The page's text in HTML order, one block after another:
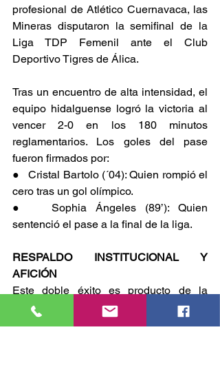
profesional de Atlético Cuernavaca, las
Mineras disputaron la semifinal de la
Liga TDP Femenil ante el Club
Deportivo Tigres de Álica.
Tras un encuentro de alta intensidad, el
equipo hidalguense logró la victoria al
vencer 2-0 en los 180 minutos
reglamentarios. Los goles del pase
fueron firmados por:
●   Cristal Bartolo (´04): Quien rompió el
cero tras un gol olímpico.
●   Sophia Ángeles (89’): Quien
sentenció el pase a la final de la liga.
RESPALDO INSTITUCIONAL Y
AFICIÓN
Este doble éxito es producto de la
visión de los directivos del
CEUMH
encabezados por el rector Eduardo